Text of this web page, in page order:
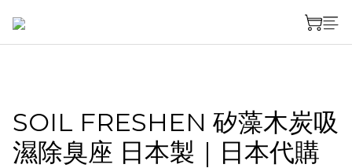
SOIL FRESHEN 矽藻木炭吸
濕除臭座 日本製｜日本代購